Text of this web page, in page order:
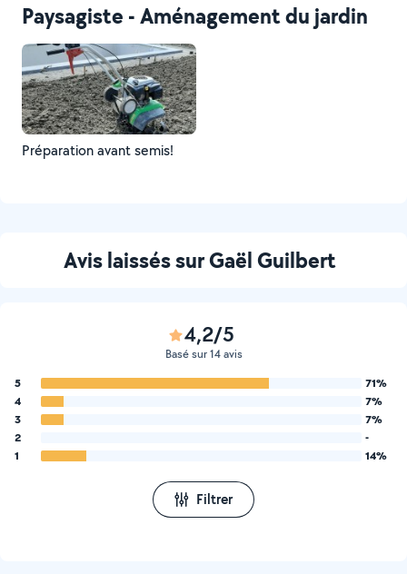
Paysagiste - Aménagement du jardin
Préparation avant semis!
Avis laissés sur Gaël Guilbert
4,2/5
Basé sur 14 avis
5
71%
4
7%
3
7%
2
-
1
14%
Filtrer